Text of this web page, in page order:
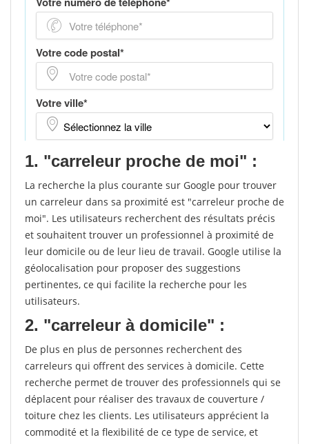
1. "carreleur proche de moi" :
La recherche la plus courante sur Google pour trouver
un carreleur dans sa proximité est "carreleur proche de
moi". Les utilisateurs recherchent des résultats précis
et souhaitent trouver un professionnel à proximité de
leur domicile ou de leur lieu de travail. Google utilise la
géolocalisation pour proposer des suggestions
pertinentes, ce qui facilite la recherche pour les
utilisateurs.
2. "carreleur à domicile" :
De plus en plus de personnes recherchent des
carreleurs qui offrent des services à domicile. Cette
recherche permet de trouver des professionnels qui se
déplacent pour réaliser des travaux de couverture /
toiture chez les clients. Les utilisateurs apprécient la
commodité et la flexibilité de ce type de service, et